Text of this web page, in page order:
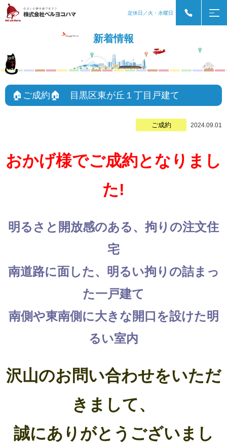
定休日／火・水曜日
新着情報
🏠ご成約🏠 目黒区東が丘１丁目戸建て
ご成約 2024.09.01
おかげ様でご成約となりまし
た!
明るさと開放感のある、拘りの注文住
宅
南道路に面した、明るい拘りの詰まっ
た一戸建て
南側や東南側に大きな開口を設けた明
るい室内
沢山のお問い合わせをいただ
きまして、
誠にありがとうございまし